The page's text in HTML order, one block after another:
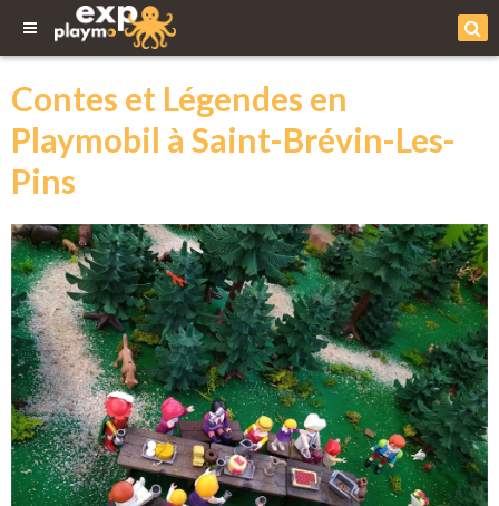
Contes et Légendes en
Playmobil à Saint-Brévin-Les-
Pins